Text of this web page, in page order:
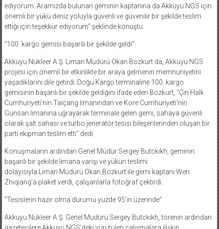
ediyorum. Aramızda bulunan geminin kaptanına da Akkuyu NGS için
önemli bir yükü deniz yoluyla güvenli ve güvenilir bir şekilde teslim
ettiği için teşekkür ediyorum” şeklinde konuştu.
“100. kargo gemisi başarılı bir şekilde geldi”
Akkuyu Nükleer A.Ş. Liman Müdürü Okan Bozkurt da, Akkuyu NGS
projesi için önemli bir etkinlikte bir araya gelmenin memnuniyetini
yaşadıklarını dile getirdi. Doğu Kargo terminaline 100. kargo
gemisinin başarılı bir şekilde geldiğini ifade eden Bozkurt, “Çin Halk
Cumhuriyeti’nin Taiçang limanından ve Kore Cumhuriyeti’nin
Gunsan limanına uğrayarak terminale gelen gemi, sahaya güvenli
olarak şalt sahası ve turbo jeneratör tesisi bileşenlerinden oluşan bir
parti ekipman teslim etti” dedi.
Konuşmaların ardından Genel Müdür Sergey Butckikh, geminin
başarılı bir şekilde limana varışı ve yükün teslimi
dolayısıyla Liman Müdürü Okan Bozkurt ile gemi kaptanı Wen
Zhiqiang’a plaket verdi, çalışanlarla fotoğraf çektirdi.
“Tesislerin hazır olma durumu yüzde 95’in üzerinde”
Akkuyu Nükleer A.Ş. Genel Müdürü Sergey Butckikh, törenin ardından
gazetecilere Akkuyu NGS’deki yürütülen çalışmalara ilişkin